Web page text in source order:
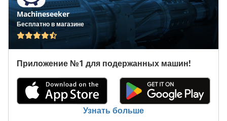
Machineseeker
Бесплатно в магазине
Приложение №1 для подержанных машин!
Узнать больше